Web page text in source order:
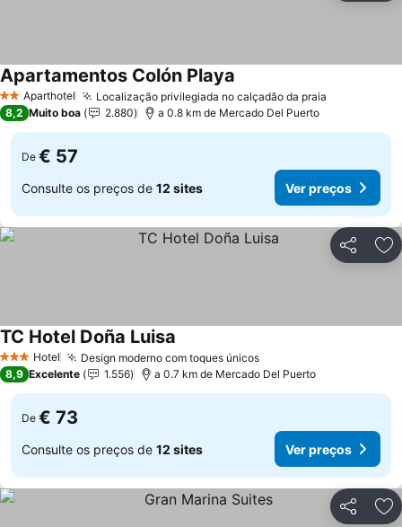
2 EstrelasAparthotel Localização privilegiada no calçadão da praia
Apartamentos Colón Playa
8,2 Muito boa 2.880 a 0.8 km de Mercado Del Puerto
De € 57
Consulte os preços de 12 sites Ver preços
Partilhar
3 EstrelasHotel Design moderno com toques únicos
TC Hotel Doña Luisa
8,9 Excelente 1.556 a 0.7 km de Mercado Del Puerto
De € 73
Consulte os preços de 12 sites Ver preços
Partilhar